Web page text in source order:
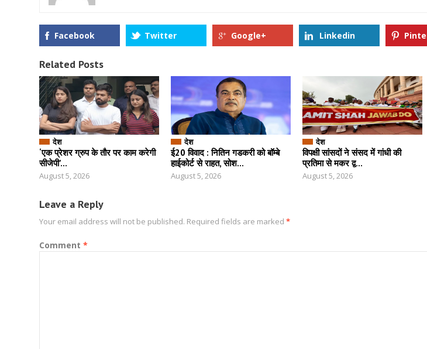
Facebook Twitter Google+ Linkedin
Related Posts
देश
‘एक प्रेशर ग्रुप के तौर पर काम करेगी
सीजेपी’...
August 5, 2026
देश
ई20 विवाद : नितिन गडकरी को बॉम्बे
हाईकोर्ट से राहत, सोश...
August 5, 2026
देश
विपक्षी सांसदों ने संसद में गांधी की
प्रतिमा से मकर द्व...
August 5, 2026
Leave a Reply
Your email address will not be published. Required fields are marked *
Comment *